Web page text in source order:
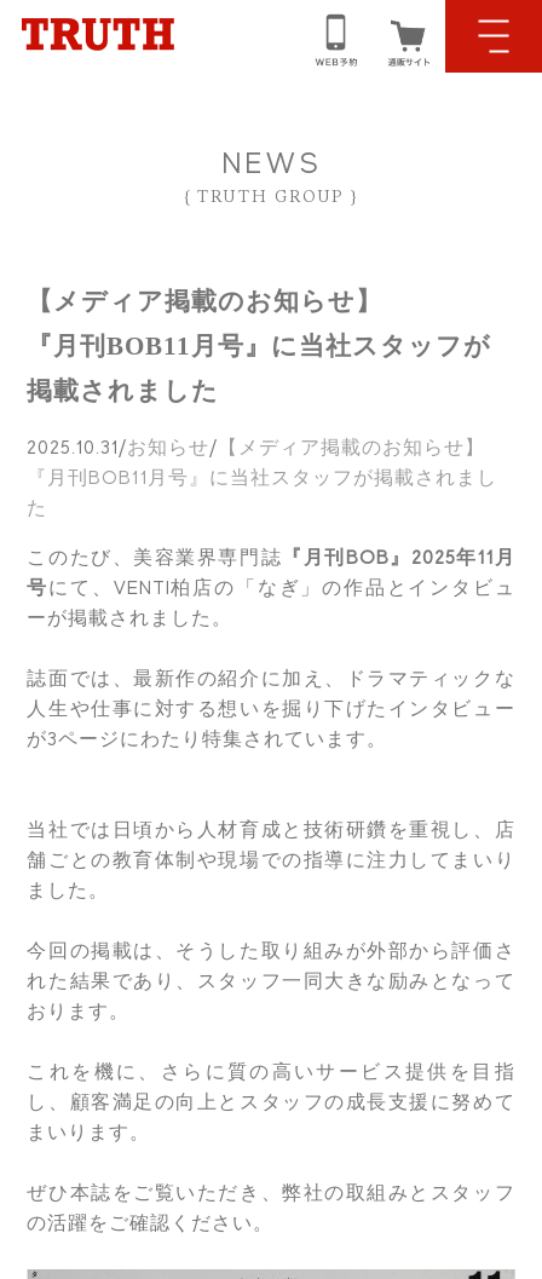
HOME｜ホーム
CONCEPT｜コンセプト
NEWS｜ニュース情報
SALON LIST｜サロン一覧
HAIR SALON｜ヘアサロン
NAIL SALON｜ネイルサロン
ESTHE SALON｜エステサロン
HAIR CATALOG｜ヘアカタログ
PRESS｜プレス情報
RECRUIT｜求人情報
COMPANY｜会社概要
CONTACT｜お問合せ
WEB予約
Instagram
NEWS
{ TRUTH GROUP }
【メディア掲載のお知らせ】
『月刊BOB11月号』に当社スタッフが
掲載されました
2025.10.31/お知らせ/ 【メディア掲載のお知らせ】
『月刊BOB11月号』に当社スタッフが掲載されまし
た
このたび、美容業界専門誌 『月刊BOB』2025年11月
号にて、VENTI柏店の「なぎ」の作品とインタビュ
ーが掲載されました。
誌面では、最新作の紹介に加え、ドラマティックな
人生や仕事に対する想いを掘り下げたインタビュー
が3ページにわたり特集されています。
当社では日頃から人材育成と技術研鑽を重視し、店
舗ごとの教育体制や現場での指導に注力してまいり
ました。
今回の掲載は、そうした取り組みが外部から評価さ
れた結果であり、スタッフ一同大きな励みとなって
おります。
これを機に、さらに質の高いサービス提供を目指
し、顧客満足の向上とスタッフの成長支援に努めて
まいります。
ぜひ本誌をご覧いただき、弊社の取組みとスタッフ
の活躍をご確認ください。